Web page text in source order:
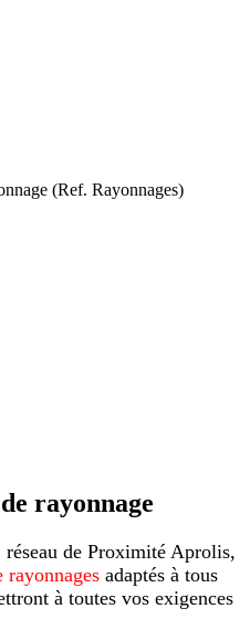
(Ref. Rayonnages)
rayonnage
réseau de Proximité Aprolis,
rayonnages adaptés à tous
à toutes vos exigences